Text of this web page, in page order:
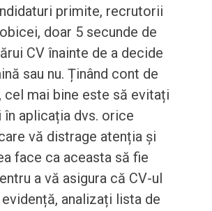
primite, recrutorii
doar 5 secunde de
CV înainte de a decide
sau nu. Ținând cont de
cel mai bine este să evitați
în aplicația dvs. orice
vă distrage atenția și
face ca aceasta să fie
a vă asigura că CV-ul
analizați lista de